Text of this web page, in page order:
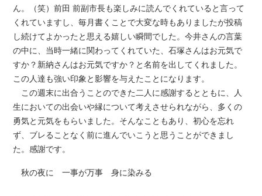
ん。（笑）前田 前副市長も楽しみに読んでくれていると言って
くれていますし、毎月書くことで大変な時もありましたが投稿
し続けてよかったと思える嬉しい瞬間でした。今井さんの言葉
の中に、当時一緒に関わってくれていた、石塚さんはお元気で
すか？新納さんはお元気ですか？と名前を出してくれました。
この人達も強い印象と影響を与えたことになります。
この週末に出合うことのできた二人に感謝するとともに、人
生においての出会いや縁について考えさせられながら、多くの
勇気と元気をもらいました。そんなこともあり、初心を忘れ
ず、ブレることなく前に進んでいこうと思うことができまし
た。感謝です。
秋の夜に 一事が万事 身に染みる